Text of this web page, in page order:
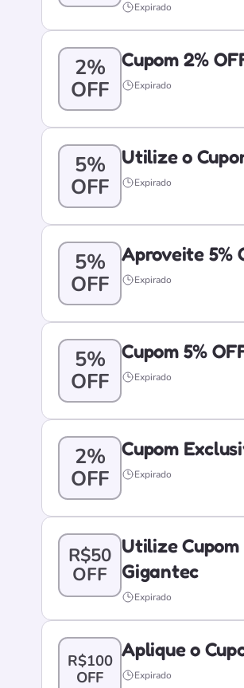
Expirado
2%
OFF
Cupom 2%
Expirado
5%
OFF
Utilize o
Expirado
5%
OFF
Aproveite 5%
Expirado
5%
OFF
Cupom 5%
Expirado
2%
OFF
Cupom
Expirado
R$50
OFF
Utilize Cupom
Gigantec
Expirado
R$100
OFF
Aplique o
Expirado